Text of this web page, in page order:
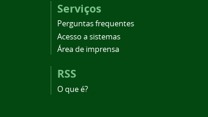
Serviços
Perguntas frequentes
Acesso a sistemas
Área de imprensa
RSS
O que é?